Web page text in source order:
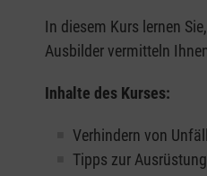
In diesem Kurs lernen
Ausbilder vermitteln
Inhalte des Kurses:
Verhindern von
Tipps zur